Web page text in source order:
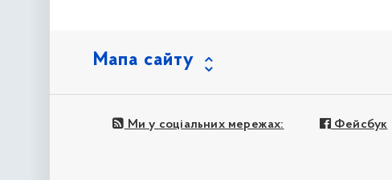
Мапа сайту
Ми у соціальних мережах: Фейсбук